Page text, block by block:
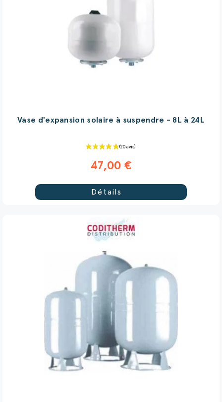
Vase d'expansion solaire à suspendre - 8L à 24L
47,00 €
Détails